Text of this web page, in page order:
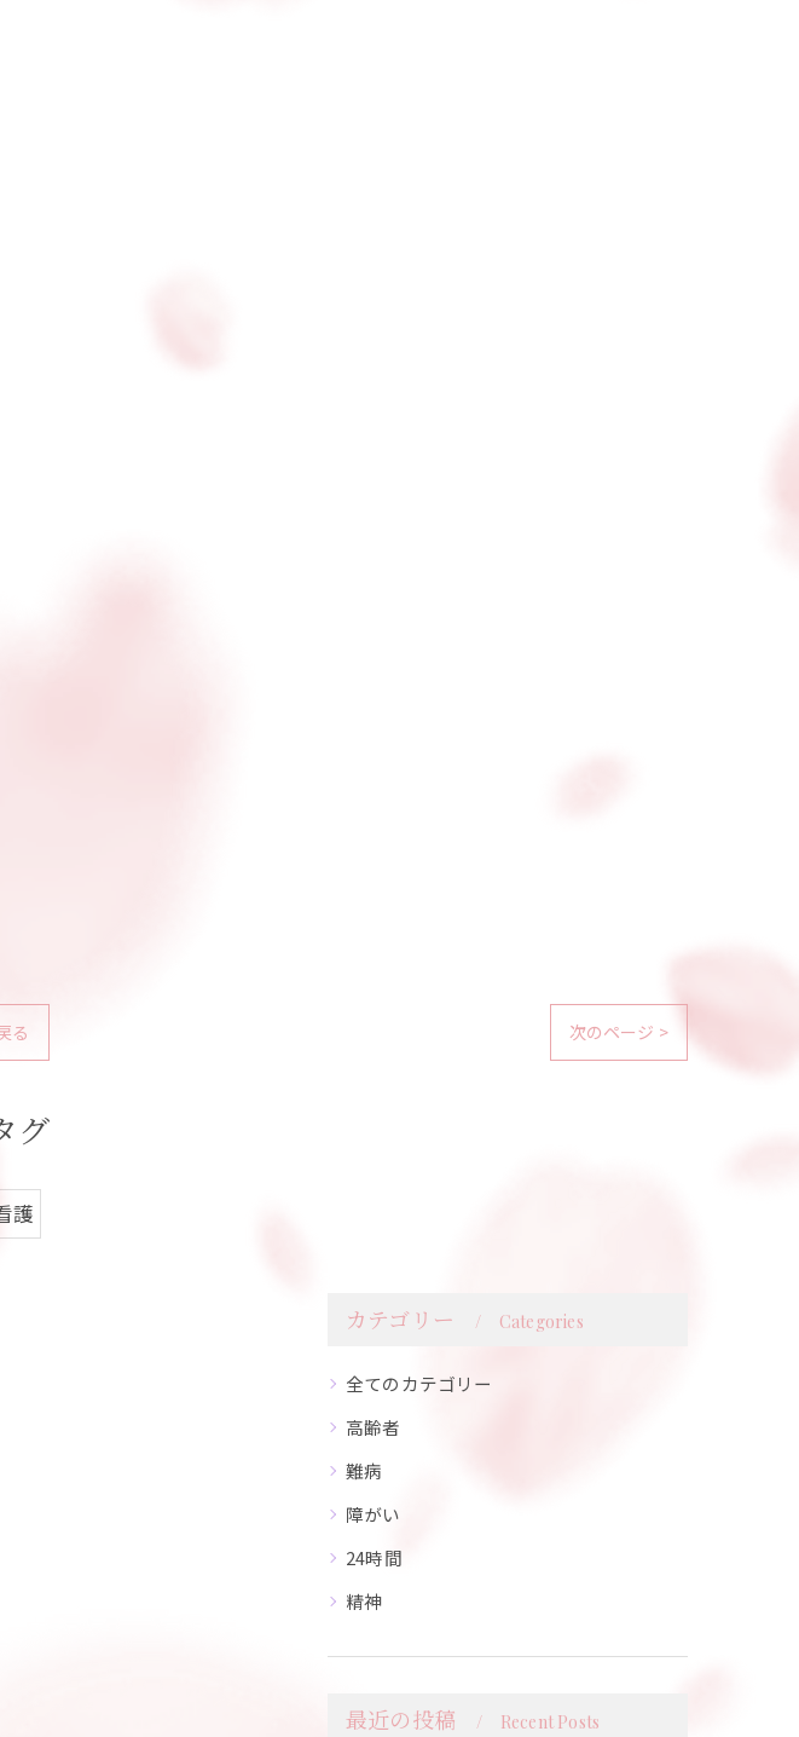
る 次のページ >
グ
護
カテゴリー Categories
全てのカテゴリー
高齢者
難病
障がい
24時間
精神
最近の投稿 Recent Posts